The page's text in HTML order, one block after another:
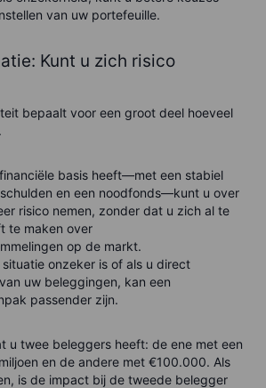
van uw portefeuille.
Kunt u zich risico
bepaalt voor een groot deel hoeveel
basis heeft—met een stabiel
en een noodfonds—kunt u over
risico nemen, zonder dat u zich al te
te maken over
op de markt.
situatie onzeker is of als u direct
uw beleggingen, kan een
passender zijn.
u twee beleggers heeft: de ene met een
en de andere met €100.000. Als
is de impact bij de tweede belegger